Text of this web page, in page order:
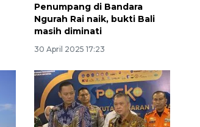
Penumpang di Bandara
Ngurah Rai naik, bukti Bali
masih diminati
30 April 2025 17:23